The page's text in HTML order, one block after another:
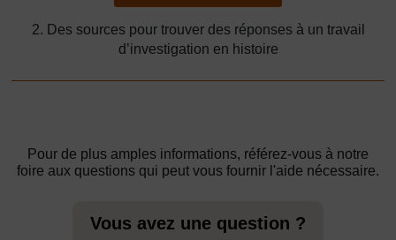
2. Des sources pour trouver des réponses à un travail
d’investigation en histoire
Pour de plus amples informations, référez-vous à notre
foire aux questions qui peut vous fournir l'aide nécessaire.
Vous avez une question ?